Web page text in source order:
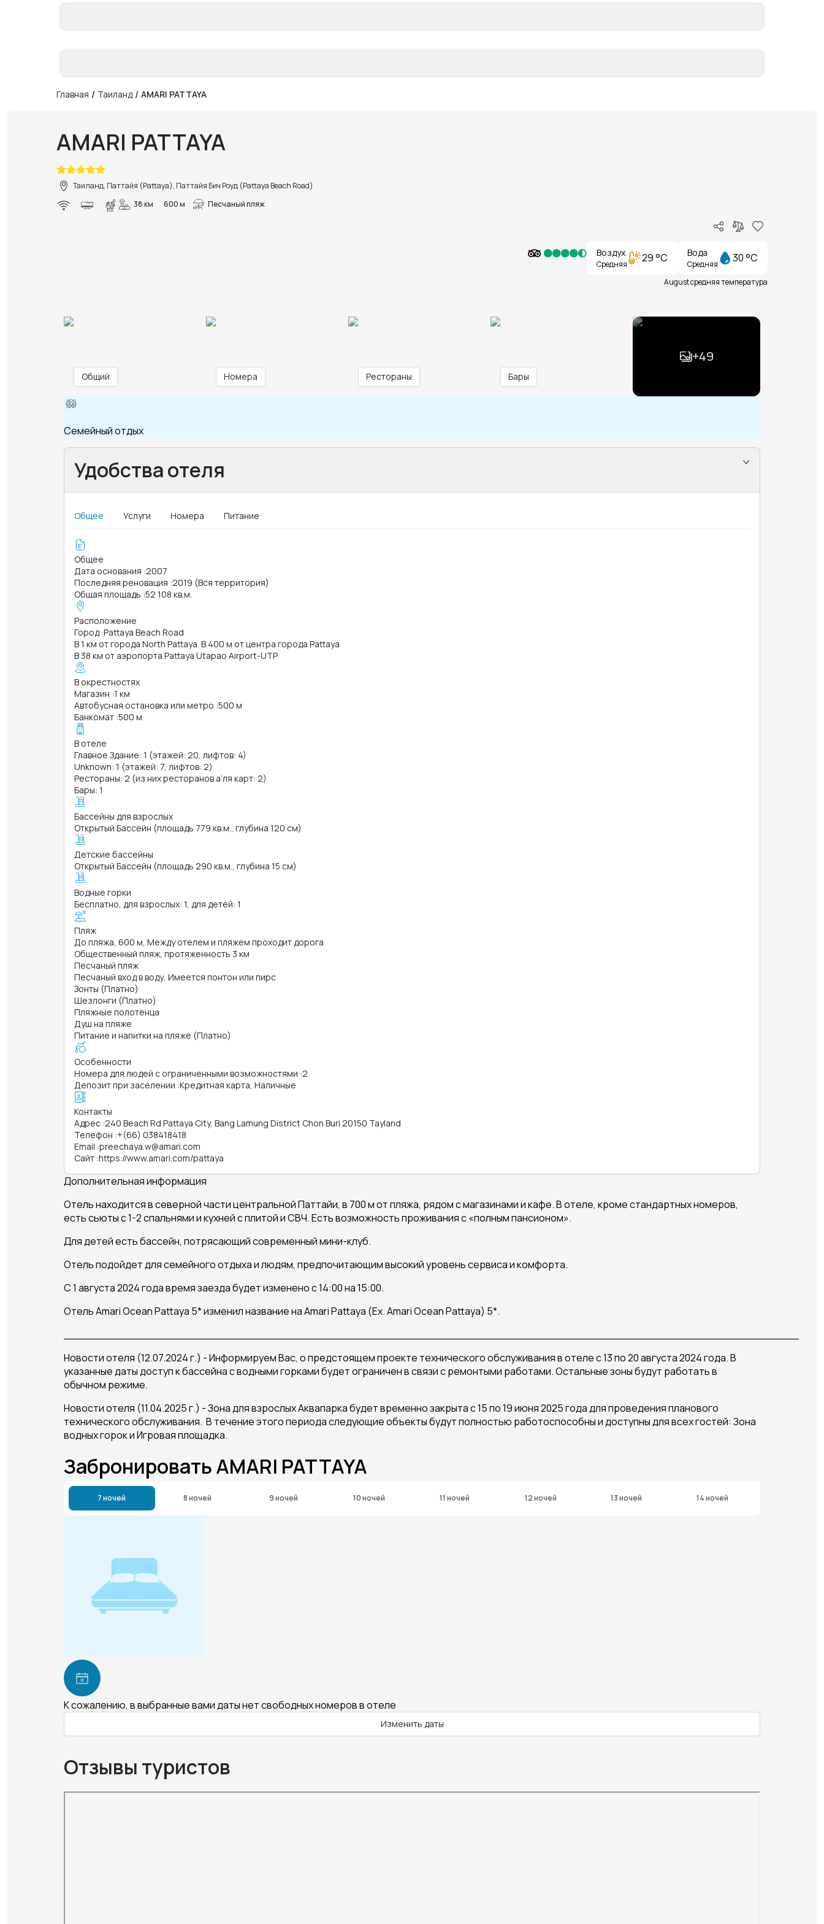
Главная / Таиланд / AMARI PATTAYA
AMARI PATTAYA
Таиланд, Паттайя (Pattaya), Паттайя Бич Роуд (Pattaya Beach Road)
38 км
600 м Песчаный пляж
Воздух
Средняя 29 °C Вода
Средняя 30 °C
August средняя температура
Общий Номера Рестораны Бары
+49
Семейный отдых
Удобства отеля
Общее Услуги Номера Питание
Общее
Дата основания :2007
Последняя реновация :2019 (Вся территория)
Общая площадь :52 108 кв.м.
Расположение
Город :Pattaya Beach Road
В 1 км от города North Pattaya. В 400 м от центра города Pattaya
В 38 км от аэропорта Pattaya Utapao Airport-UTP
В окрестностях
Магазин :1 км
Автобусная остановка или метро :500 м
Банкомат :500 м
В отеле
Главное Здание: 1 (этажей: 20, лифтов: 4)
Unknown: 1 (этажей: 7, лифтов: 2)
Рестораны: 2 (из них ресторанов а’ля карт: 2)
Бары: 1
Бассейны для взрослых
Открытый Бассейн (площадь 779 кв.м., глубина 120 см)
Детские бассейны
Открытый Бассейн (площадь 290 кв.м., глубина 15 см)
Водные горки
Бесплатно, для взрослых: 1, для детей: 1
Пляж
До пляжа, 600 м, Между отелем и пляжем проходит дорога
Общественный пляж, протяженность 3 км
Песчаный пляж
Песчаный вход в воду, Имеется понтон или пирс
Зонты (Платно)
Шезлонги (Платно)
Пляжные полотенца
Душ на пляже
Питание и напитки на пляже (Платно)
Особенности
Номера для людей с ограниченными возможностями :2
Депозит при заселении :Кредитная карта, Наличные
Контакты
Адрес :240 Beach Rd Pattaya City, Bang Lamung District Chon Buri 20150 Tayland
Телефон :+(66) 038418418
Email :preechaya.w@amari.com
Сайт :https://www.amari.com/pattaya
Дополнительная информация
Отель находится в северной части центральной Паттайи, в 700 м от пляжа, рядом с магазинами и кафе. В отеле, кроме стандартных номеров,
есть сьюты с 1-2 спальнями и кухней с плитой и СВЧ. Есть возможность проживания с «полным пансионом».
Для детей есть бассейн, потрясающий современный мини-клуб.
Отель подойдет для семейного отдыха и людям, предпочитающим высокий уровень сервиса и комфорта.
С 1 августа 2024 года время заезда будет изменено с 14:00 на 15:00.
Отель Amari Ocean Pattaya 5* изменил название на Amari Pattaya (Ex. Amari Ocean Pattaya) 5*.
Новости отеля (12.07.2024 г.) - Информируем Вас, о предстоящем проекте технического обслуживания в отеле с 13 по 20 августа 2024 года. В
указанные даты доступ к бассейна с водными горками будет ограничен в связи с ремонтыми работами. Остальные зоны будут работать в
обычном режиме.
Новости отеля (11.04.2025 г.) - Зона для взрослых Аквапарка будет временно закрыта с 15 по 19 июня 2025 года для проведения планового
технического обслуживания. В течение этого периода следующие объекты будут полностью работоспособны и доступны для всех гостей: Зона
водных горок и Игровая площадка.
Забронировать AMARI PATTAYA
7 ночей 8 ночей 9 ночей 10 ночей 11 ночей 12 ночей 13 ночей 14 ночей
К сожалению, в выбранные вами даты нет свободных номеров в отеле
Изменить даты
Отзывы туристов